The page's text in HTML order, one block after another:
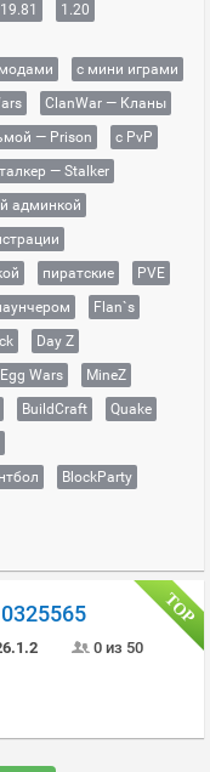
1.20
с мини играми
ClanWar — Кланы
— Prison
с PvP
— Stalker
админкой
пиратские
PVE
Flan`s
Day Z
Egg Wars
MineZ
BuildCraft
Quake
BlockParty
0 из 50